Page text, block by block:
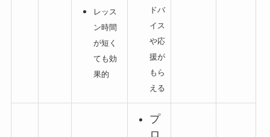
レッス
ン時間
が短く
ても効
果的
ドバ
イス
や応
援が
もら
える
プ
ロ